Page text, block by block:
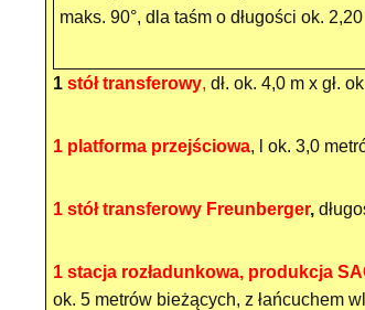
maks. 90°, dla taśm o długości ok.
1stół transferowy, dł. ok. 4,0 m x gł.
1 platforma przejściowa, l ok. 3,0
1 stół transferowy Freunberger,
1 stacja rozładunkowa, produkcja
ok. 5 metrów bieżących, z łańcuchem